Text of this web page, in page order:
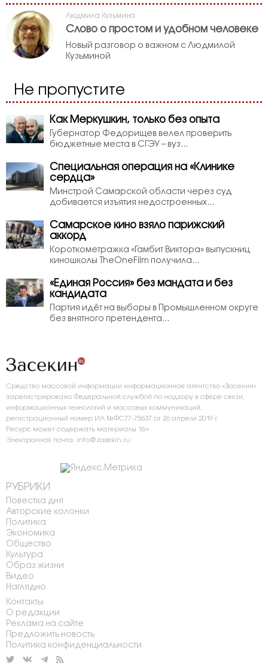
Людмила Кузьмина
Слово о простом и удобном человеке
Новый разговор о важном с Людмилой
Кузьминой
Не пропустите
Как Меркушкин, только без опыта
Губернатор Федорищев велел проверить
бюджетные места в СГЭУ – вуз...
Специальная операция на «Клинике
сердца»
Минстрой Самарской области через суд
добивается изъятия недостроенных...
Самарское кино взяло парижский
аккорд
Короткометражка «Гамбит Виктора» выпускниц
киношколы TheOneFilm получила...
«Единая Россия» без мандата и без
кандидата
Партия идёт на выборы в Промышленном округе
без внятного претендента...
Средство массовой информации информационное агентство «Засекин»
зарегистрировано Федеральной службой по надзору в сфере связи,
информационных технологий и массовых коммуникаций,
регистрационный номер ИА №ФС77-75637 от 26 апреля 2019 г.
Ресурс может содержать материалы 16+
Электронная почта: info@zasekin.ru
РУБРИКИ
Повестка дня
Авторские колонки
Политика
Экономика
Общество
Культура
Образ жизни
Видео
Наглядно
Контакты
О редакции
Реклама на сайте
Предложить новость
Политика конфиденциальности